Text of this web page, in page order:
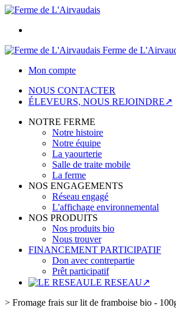
Ferme de
Mon compte
NOUS CONTACTER
ÉLEVEURS, NOUS REJOINDRE↗
NOTRE FERME
Notre histoire
Notre équipe
La yaourterie
Salle de traite mobile
La ferme
NOS ENGAGEMENTS
Réseau engagé
L'affichage environnemental
NOS PRODUITS
Nos produits bio
Nous trouver
FINANCEMENT PARTICIPATIF
Don avec contrepartie
Prêt participatif
LE RESEAU↗
> Fromage frais sur lit de framboise bio -